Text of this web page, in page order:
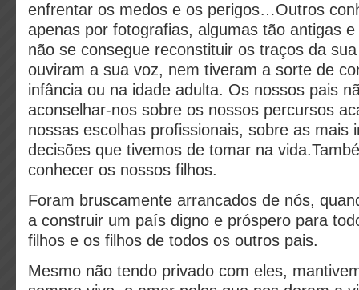
enfrentar os medos e os perigos…Outros
apenas por fotografias, algumas tão antigas
não se consegue reconstituir os traços da
ouviram a sua voz, nem tiveram a sorte de
infância ou na idade adulta. Os nossos pais
aconselhar-nos sobre os nossos percursos
nossas escolhas profissionais, sobre as mais
decisões que tivemos de tomar na
conhecer os nossos filhos.
Foram bruscamente arrancados de nós,
a construir um país digno e próspero para
filhos e os filhos de todos os outros pais.
Mesmo não tendo privado com eles,